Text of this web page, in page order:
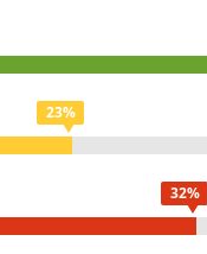
23%
32%